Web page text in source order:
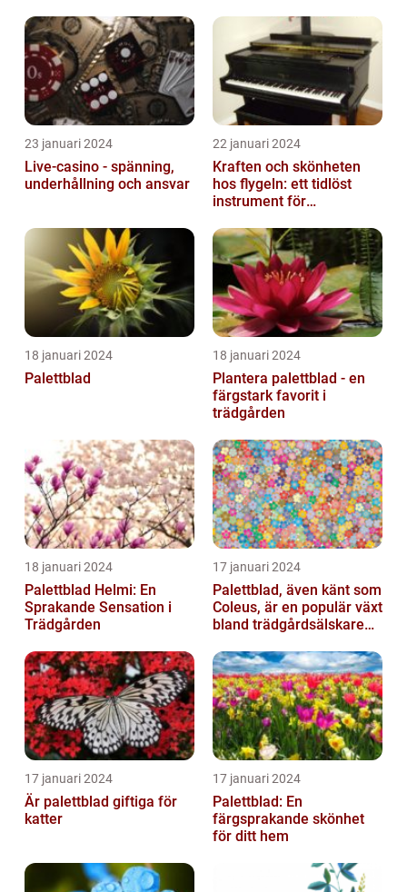
23 januari 2024
Live-casino - spänning,
underhållning och ansvar
22 januari 2024
Kraften och skönheten
hos flygeln: ett tidlöst
instrument för
18 januari 2024
Palettblad
18 januari 2024
Plantera palettblad - en
färgstark favorit i
trädgården
18 januari 2024
Palettblad Helmi: En
Sprakande Sensation i
Trädgården
17 januari 2024
Palettblad, även känt som
Coleus, är en populär växt
bland trädgårdsälskare
17 januari 2024
Är palettblad giftiga för
katter
17 januari 2024
Palettblad: En
färgsprakande skönhet
för ditt hem